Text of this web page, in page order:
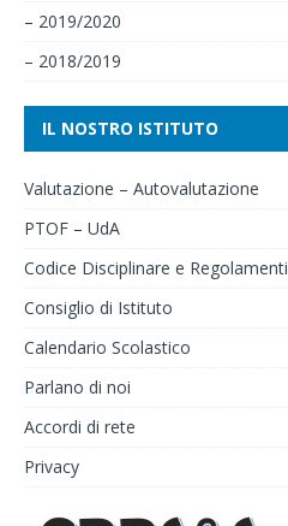
– 2019/2020
– 2018/2019
IL NOSTRO ISTITUTO
Valutazione – Autovalutazione
PTOF – UdA
Codice Disciplinare e Regolamenti
Consiglio di Istituto
Calendario Scolastico
Parlano di noi
Accordi di rete
Privacy